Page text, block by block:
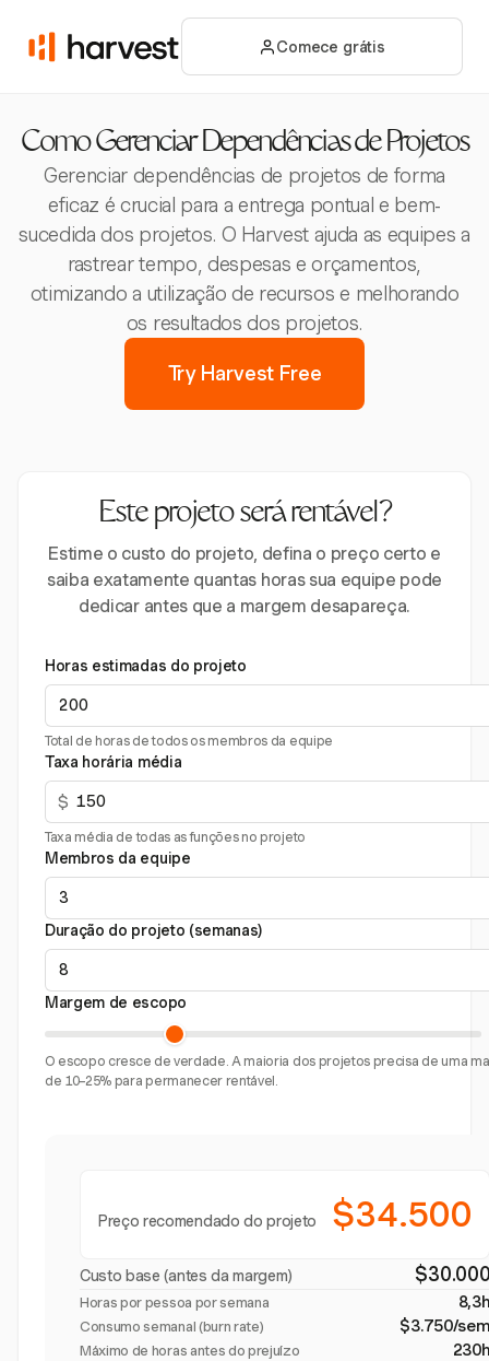
Comece grátis
Como Gerenciar Dependências de Projetos
Gerenciar dependências de projetos de forma
eficaz é crucial para a entrega pontual e bem-
sucedida dos projetos. O Harvest ajuda as equipes a
rastrear tempo, despesas e orçamentos,
otimizando a utilização de recursos e melhorando
os resultados dos projetos.
Try Harvest Free
Este projeto será rentável?
Estime o custo do projeto, defina o preço certo e
saiba exatamente quantas horas sua equipe pode
dedicar antes que a margem desapareça.
Horas estimadas do projeto
Total de horas de todos os membros da equipe
Taxa horária média
$
Taxa média de todas as funções no projeto
Membros da equipe
Duração do projeto (semanas)
Margem de escopo
O escopo cresce de verdade. A maioria dos projetos precisa de uma
de 10–25% para permanecer rentável.
Preço recomendado do projeto $34.500
Custo base (antes da margem)
Horas por pessoa por semana
Consumo semanal (burn rate) $3.750/
Máximo de horas antes do prejuízo